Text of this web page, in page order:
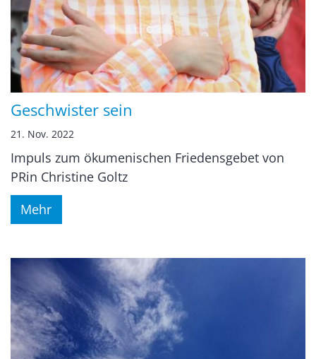
Geschwister sein
21. Nov. 2022
Impuls zum ökumenischen Friedensgebet von
PRin Christine Goltz
Mehr